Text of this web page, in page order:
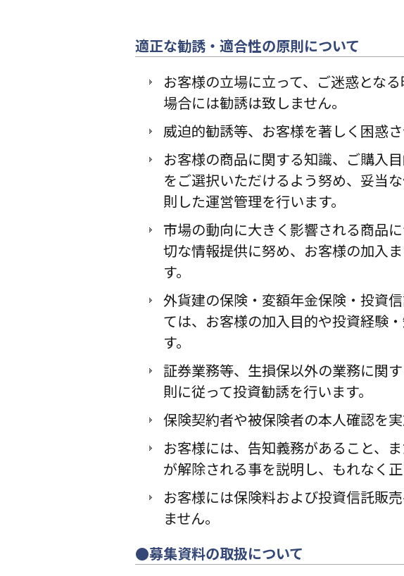
適正な勧誘・適合性の原則について
お客様の立場に立って、ご迷惑とな
場合には勧誘は致しません。
威迫的勧誘等、お客様を著しく困惑
お客様の商品に関する知識、ご購入
をご選択いただけるよう努め、妥当
則した運営管理を行います。
市場の動向に大きく影響される商品
切な情報提供に努め、お客様の加入
す。
外貨建の保険・変額年金保険・投資
ては、お客様の加入目的や投資経験
す。
証券業務等、生損保以外の業務に関
則に従って投資勧誘を行います。
保険契約者や被保険者の本人確認を
お客様には、告知義務があること、
が解除される事を説明し、もれなく
お客様には保険料および投資信託販
ません。
●募集資料の取扱について